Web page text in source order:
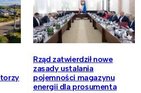
Rząd zatwierdził nowe
zasady ustalania
pojemności magazynu
energii dla prosumenta